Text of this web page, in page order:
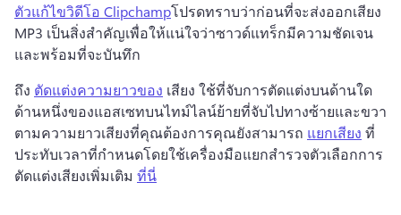
ตัวแก้ไขวิดีโอ Clipchampโปรดทราบว่าก่อนที่จะส่งออกเสียง
MP3 เป็นสิ่งสําคัญเพื่อให้แน่ใจว่าซาวด์แทร็กมีความชัดเจน
และพร้อมที่จะบันทึก
ถึง ตัดแต่งความยาวของ เสียง ใช้ที่จับการตัดแต่งบนด้านใด
ด้านหนึ่งของแอสเซทบนไทม์ไลน์ย้ายที่จับไปทางซ้ายและขวา
ตามความยาวเสียงที่คุณต้องการคุณยังสามารถ แยกเสียง ที่
ประทับเวลาที่กําหนดโดยใช้เครื่องมือแยกสํารวจตัวเลือกการ
ตัดแต่งเสียงเพิ่มเติม ที่นี่